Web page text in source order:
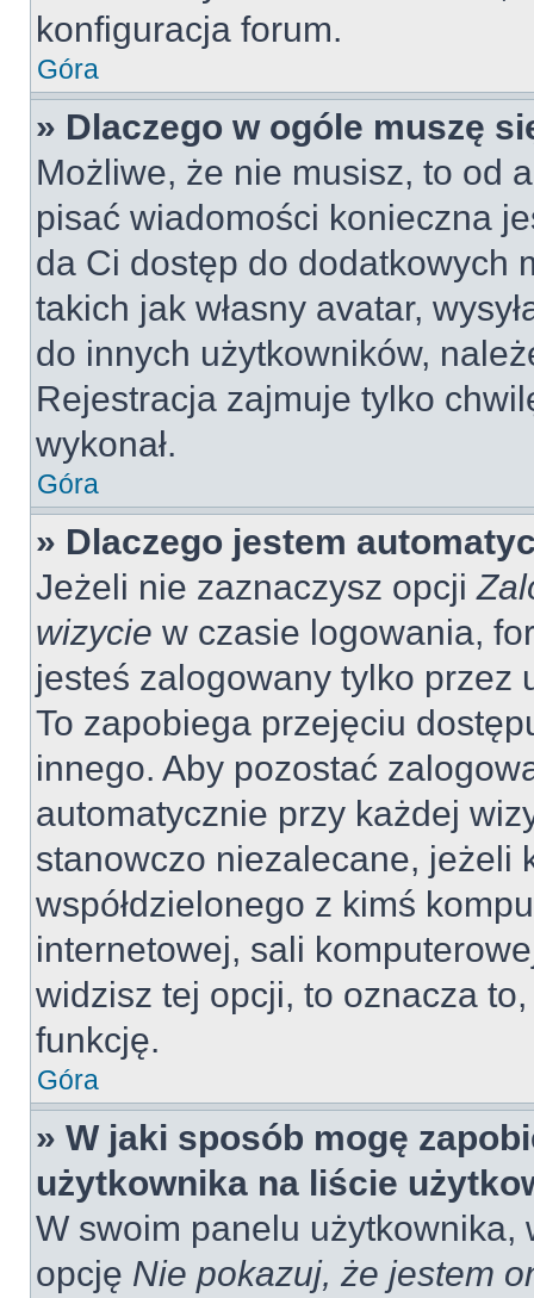
konfiguracja forum.
Góra
» Dlaczego w ogóle muszę
Możliwe, że nie musisz, to od
pisać wiadomości konieczna
da Ci dostęp do dodatkowych
takich jak własny avatar,
do innych użytkowników,
Rejestracja zajmuje tylko
wykonał.
Góra
» Dlaczego jestem
Jeżeli nie zaznaczysz opcji
wizycie w czasie logowania,
jesteś zalogowany tylko przez
To zapobiega przejęciu
innego. Aby pozostać
automatycznie przy każdej
stanowczo niezalecane, jeżeli
współdzielonego z kimś
internetowej, sali
widzisz tej opcji, to oznacza
funkcję.
Góra
» W jaki sposób mogę
użytkownika na liście
W swoim panelu użytkownika,
opcję Nie pokazuj, że jestem